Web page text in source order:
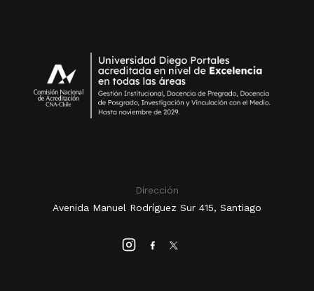
Dirección
Avenida Manuel Rodríguez Sur 415, Santiago